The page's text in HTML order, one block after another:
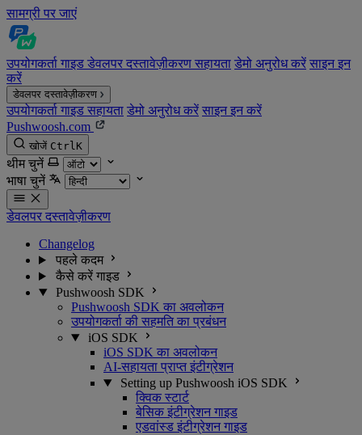
सामग्री पर जाएं
उपयोगकर्ता गाइड डेवलपर दस्तावेज़ीकरण सहायता डेमो अनुरोध करें साइन इन
करें
डेवलपर दस्तावेज़ीकरण
उपयोगकर्ता गाइड सहायता डेमो अनुरोध करें साइन इन करें
Pushwoosh.com
खोजें CtrlK
थीम चुनें
भाषा चुनें
डेवलपर दस्तावेज़ीकरण
Changelog
पहले कदम
कैसे करें गाइड
Pushwoosh SDK
Pushwoosh SDK का अवलोकन
उपयोगकर्ता की सहमति का प्रबंधन
iOS SDK
iOS SDK का अवलोकन
AI-सहायता प्राप्त इंटीग्रेशन
Setting up Pushwoosh iOS SDK
क्विक स्टार्ट
बेसिक इंटीग्रेशन गाइड
एडवांस्ड इंटीग्रेशन गाइड